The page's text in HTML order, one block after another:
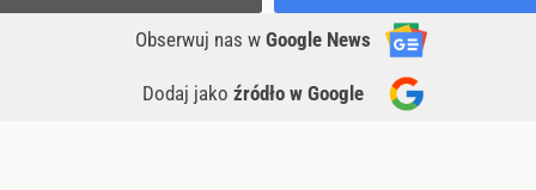
Obserwuj nas w Google News
Dodaj jako źródło w Google